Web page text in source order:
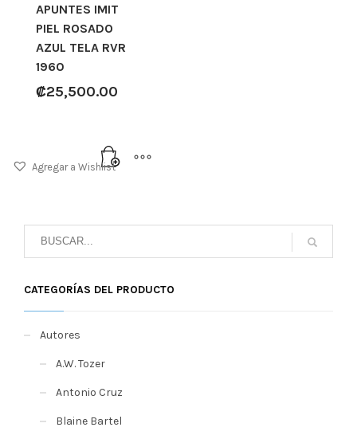
APUNTES IMIT
PIEL ROSADO
AZUL TELA RVR
1960
₡25,500.00
Agregar a Wishlist
CATEGORÍAS DEL PRODUCTO
Autores
A.W. Tozer
Antonio Cruz
Blaine Bartel